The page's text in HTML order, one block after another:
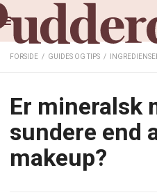
FORSIDE / GUIDES OG TIPS /
Er mineralsk
sundere end
makeup?